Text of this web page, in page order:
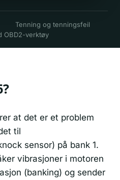
Tenning og tenningsfeil
OBD2-verktøy
at det er et problem
til
sensor) på bank 1.
vibrasjoner i motoren
(banking) og sender